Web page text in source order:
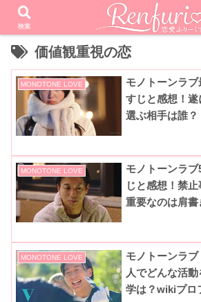
価値観重視の恋
MONOTONE LOVE
モノトーンラ
すじと感想！
選ぶ相手は誰
MONOTONE LOVE
モノトーンラ
じと感想！禁
重要なのは肩書
MONOTONE LOVE
モノトーンラ
人でどんな活
学は？wikiプロ
検索